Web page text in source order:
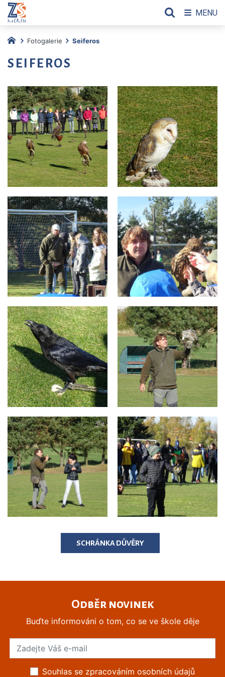
SCHRÁNKA DŮVĚRY
Fotogalerie Seiferos
SEIFEROS
Odběr novinek
Buďte informováni o tom, co se ve škole děje
Souhlas se zpracováním osobních údajů
MENU